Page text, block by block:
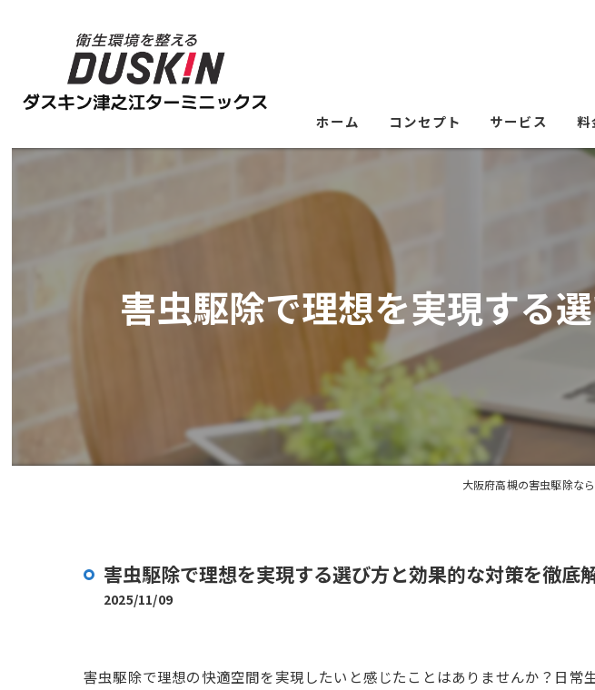
ホーム コンセプト サービス 料
害虫駆除で理想を実現する
大阪府高槻の害虫駆除な
害虫駆除で理想を実現する選び方と効果的な対策を徹底
2025/11/09
害虫駆除で理想の快適空間を実現したいと感じたことはありませんか？日